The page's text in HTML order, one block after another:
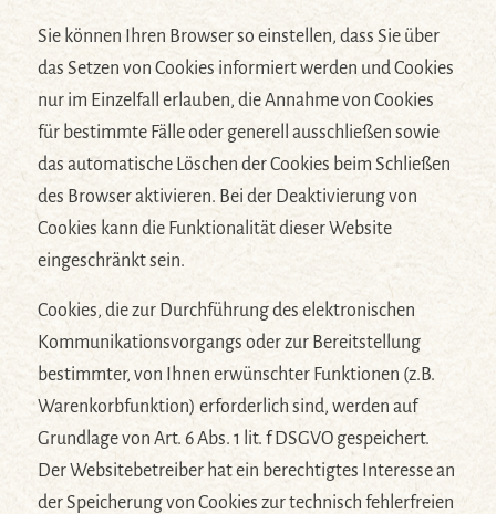
Sie können Ihren Browser so einstellen, dass Sie über
das Setzen von Cookies informiert werden und Cookies
nur im Einzelfall erlauben, die Annahme von Cookies
für bestimmte Fälle oder generell ausschließen sowie
das automatische Löschen der Cookies beim Schließen
des Browser aktivieren. Bei der Deaktivierung von
Cookies kann die Funktionalität dieser Website
eingeschränkt sein.
Cookies, die zur Durchführung des elektronischen
Kommunikationsvorgangs oder zur Bereitstellung
bestimmter, von Ihnen erwünschter Funktionen (z.B.
Warenkorbfunktion) erforderlich sind, werden auf
Grundlage von Art. 6 Abs. 1 lit. f DSGVO gespeichert.
Der Websitebetreiber hat ein berechtigtes Interesse an
der Speicherung von Cookies zur technisch fehlerfreien